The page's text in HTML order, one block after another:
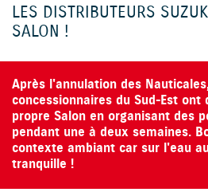
LES DISTRIBUTEURS
SALON !
Après l'annulation des
concessionnaires du Sud-Est
propre Salon en organisant des
pendant une à deux semaines.
contexte ambiant car sur l'eau
tranquille !